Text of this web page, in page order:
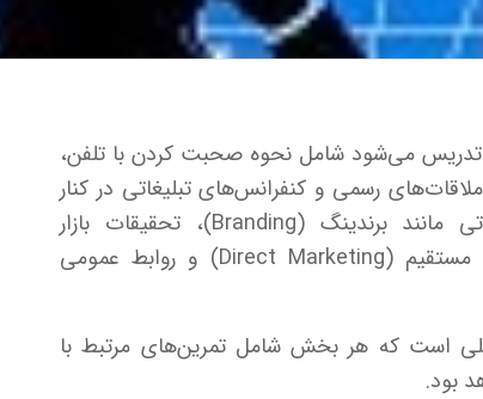
می‌شود شامل نحوه صحبت کردن با تلفن،
رسمی و کنفرانس‌های تبلیغاتی در کنار
آموزش کلمات کلیدی موضوعاتی مانند برندینگ (Branding)، تحقیقات بازار
(Market Research)، بازاریابی مستقیم (Direct Marketing) و روابط عمومی
است که هر بخش شامل تمرین‌های مرتبط با
بود.